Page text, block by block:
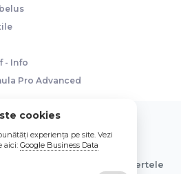
- Info
Pro Advanced
Nou Online Store SRL
in lei si includ tva. Ofertele
cookies
experiența pe site. Vezi
aici: Google Business Data